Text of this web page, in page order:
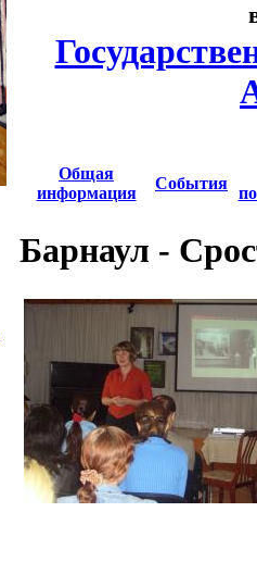
Общая
информация
События
Барнаул -